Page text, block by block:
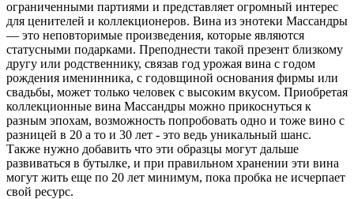
ограниченными партиями и представляет огромный интерес
для ценителей и коллекционеров. Вина из энотеки Массандры
— это неповторимые произведения, которые являются
статусными подарками. Преподнести такой презент близкому
другу или родственнику, связав год урожая вина с годом
рождения именинника, с годовщиной основания фирмы или
свадьбы, может только человек с высоким вкусом. Приобретая
коллекционные вина Массандры можно прикоснуться к
разным эпохам, возможность попробовать одно и тоже вино с
разницей в 20 а то и 30 лет - это ведь уникальный шанс.
Также нужно добавить что эти образцы могут дальше
развиваться в бутылке, и при правильном хранении эти вина
могут жить еще по 20 лет минимум, пока пробка не исчерпает
свой ресурс.